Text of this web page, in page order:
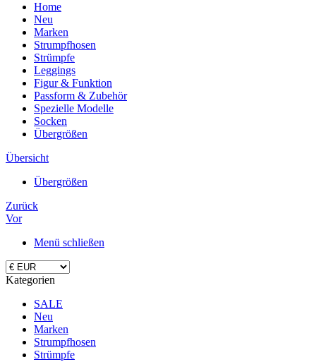
Home
Neu
Marken
Strumpfhosen
Strümpfe
Leggings
Figur & Funktion
Passform & Zubehör
Spezielle Modelle
Socken
Übergrößen
Übersicht
Übergrößen
Zurück
Vor
Menü schließen
Kategorien
SALE
Neu
Marken
Strumpfhosen
Strümpfe